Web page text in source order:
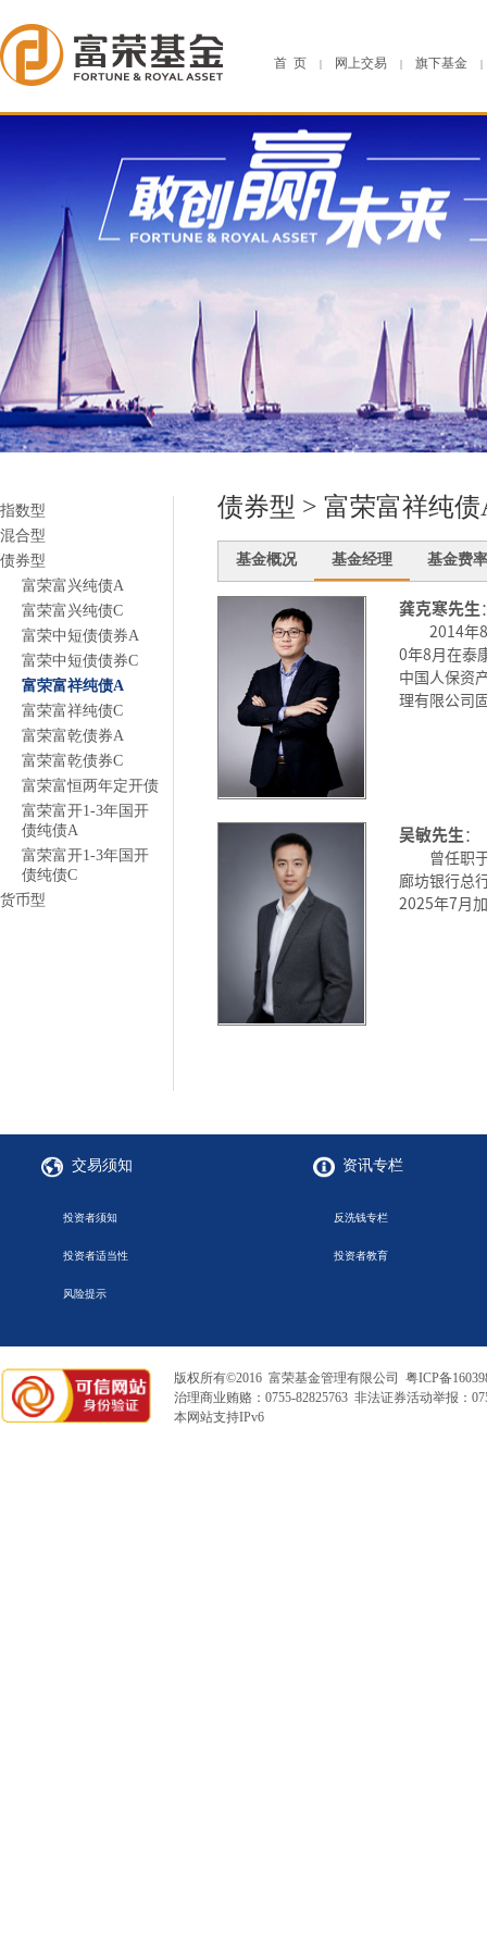
首 页 | 网上交易 | 旗下基金 |
指数型
混合型
债券型
富荣富兴纯债A
富荣富兴纯债C
富荣中短债债券A
富荣中短债债券C
富荣富祥纯债A
富荣富祥纯债C
富荣富乾债券A
富荣富乾债券C
富荣富恒两年定开债
富荣富开1-3年国开
债纯债A
富荣富开1-3年国开
债纯债C
货币型
债券型 > 富荣富祥纯债
基金概况 基金经理 基金费率
龚克寒先生
2014年
0年8月在泰
中国人保资
理有限公
吴敏先生：
曾任职
廊坊银行总
2025年7月
交易须知
投资者须知
投资者适当性
风险提示
资讯专栏
反洗钱专栏
投资者教育
版权所有©2016 富荣基金管理有限公司 粤ICP备
治理商业贿赂：0755-82825763 非法证券活动举报：
本网站支持IPv6